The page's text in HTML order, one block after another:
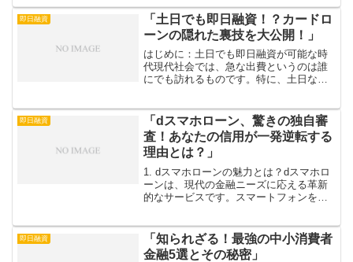
は、多くの人にとって非常に魅力的に響
くことでしょう。これ...
即日融資
「土日でも即日融資！？カードロ
ーンの隠れた裏技を大公開！」
はじめに：土日でも即日融資が可能な時
代現代社会では、急な出費というのは誰
にでも訪れるものです。特に、土日など
りになるのが「カードローン」。多くの
人が「審査が面倒」「申込...
即日融資
「dスマホローン、驚きの独自審
査！あなたの信用が一発逆転する
理由とは？」
1. dスマホローンの魅力とは？dスマホロ
ーンは、現代の金融ニーズに応える革新
的なサービスです。スマートフォンを使
べ、非常に便利です。急な出費や予想外
のトラブルに直面し...
即日融資
「知られざる！最強の中小消費者
金融5選とその秘密」